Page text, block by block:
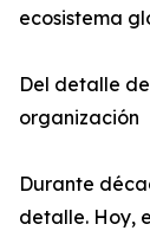
ecosistema
Del detalle
organización
Durante
detalle. Hoy,